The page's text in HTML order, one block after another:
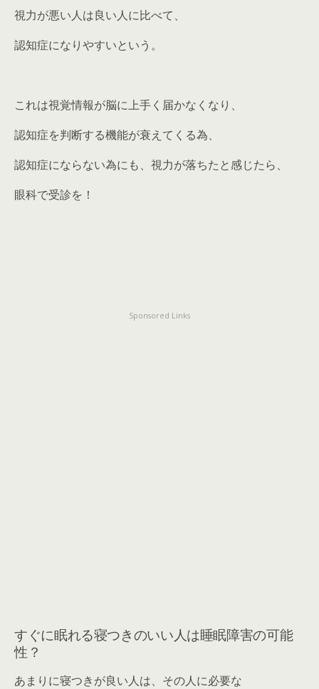
視力が悪い人は良い人に比べて、
認知症になりやすいという。
これは視覚情報が脳に上手く届かなくなり、
認知症を判断する機能が衰えてくる為、
認知症にならない為にも、視力が落ちたと感じたら、
眼科で受診を！
Sponsored Links
すぐに眠れる寝つきのいい人は睡眠障害の可能
性？
あまりに寝つきが良い人は、その人に必要な